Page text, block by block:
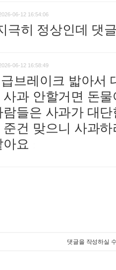
06-12 16:54:06
극히 정상인데 댓
06-12 16:58:49
브레이크 밟아서
사과 안할거면 돈
람들은 사과가 대
준건 맞으니 사과
아요
댓글을 작성하실